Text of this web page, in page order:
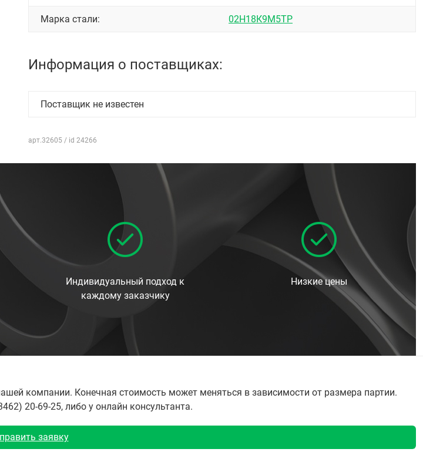
Марка стали: 02Н18К9М5ТР
Информация о поставщиках:
Поставщик не известен
арт.32605 / id 24266
Индивидуальный подход к
каждому заказчику
Низкие цены
компании. Конечная стоимость может меняться в зависимости от размера партии.
20-69-25, либо у онлайн консультанта.
заявку